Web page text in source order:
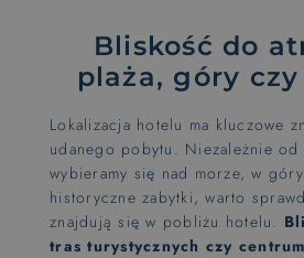
Bliskość do
plaża, góry
Lokalizacja hotelu ma kluczowe
udanego pobytu. Niezależnie
wybieramy się nad morze, w
historyczne zabytki, warto
znajdują się w pobliżu hotelu.
tras turystycznych czy